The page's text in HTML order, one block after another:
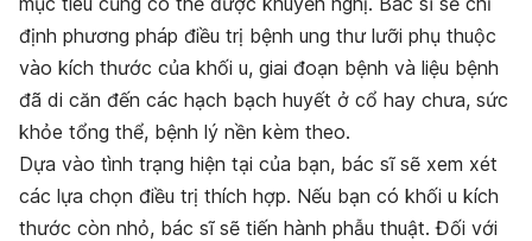
định phương pháp điều trị bệnh ung thư lưỡi phụ thuộc
vào kích thước của khối u, giai đoạn bệnh và liệu bệnh
đã di căn đến các hạch bạch huyết ở cổ hay chưa, sức
khỏe tổng thể, bệnh lý nền kèm theo.
Dựa vào tình trạng hiện tại của bạn, bác sĩ sẽ xem xét
các lựa chọn điều trị thích hợp. Nếu bạn có khối u kích
thước còn nhỏ, bác sĩ sẽ tiến hành phẫu thuật. Đối với